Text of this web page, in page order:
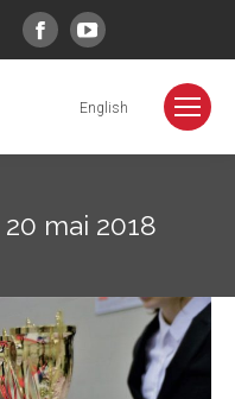
Facebook
page
opens
YouTube
page
opens
English
20 mai 2018